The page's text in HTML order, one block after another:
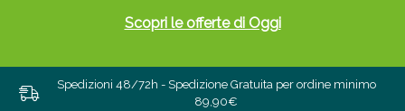
Spedizioni 48/72h - Spedizione Gratuita per ordine minimo
89,90€
Scopri le offerte di Oggi